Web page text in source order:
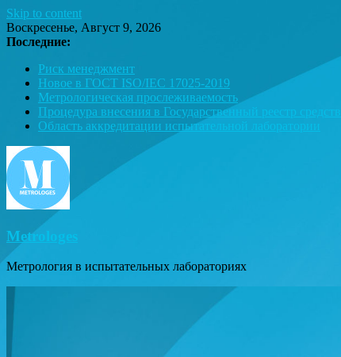
Skip to content
Воскресенье, Август 9, 2026
Последние:
Риск менеджмент
Новое в ГОСТ ISO/IEC 17025-2019
Метрологическая прослеживаемость
Процедура внесения в Государственный реестр
Область аккредитации испытательной лаборатории
Metrologes
Метрология в испытательных лабораториях